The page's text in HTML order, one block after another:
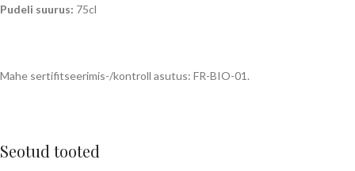
Pudeli suurus: 75cl
Mahe sertifitseerimis-/kontroll asutus: FR-BIO-01.
Seotud tooted